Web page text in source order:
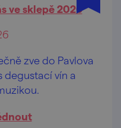
ve sklepě 2026
zve do Pavlova
degustací vín a